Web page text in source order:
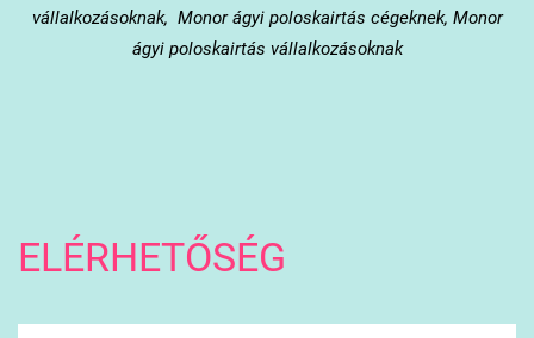
vállalkozásoknak, Monor ágyi poloskairtás cégeknek, Monor
ágyi poloskairtás vállalkozásoknak
ELÉRHETŐSÉG